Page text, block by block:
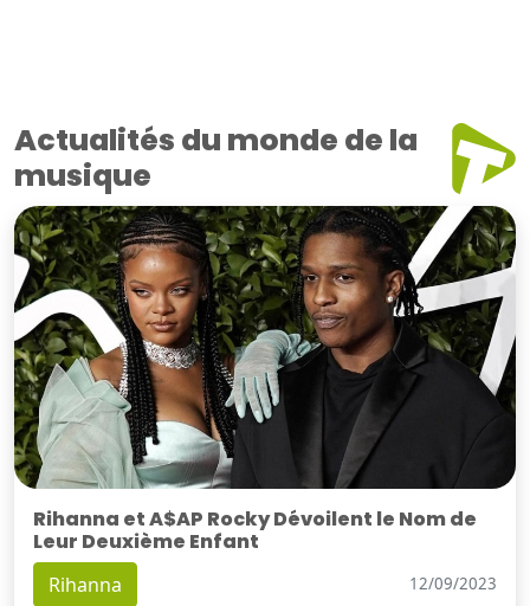
Actualités du monde de la
musique
Rihanna et A$AP Rocky Dévoilent le Nom de
Leur Deuxième Enfant
Rihanna 12/09/2023